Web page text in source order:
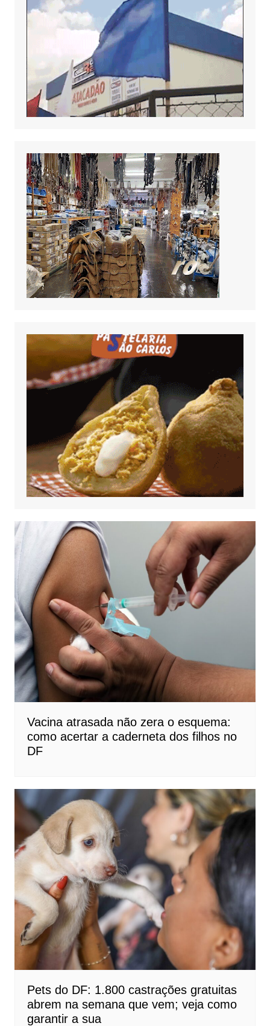
Vacina atrasada não zera o esquema:
como acertar a caderneta dos filhos no
DF
Pets do DF: 1.800 castrações gratuitas
abrem na semana que vem; veja como
garantir a sua